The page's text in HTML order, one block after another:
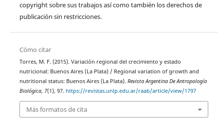
copyright sobre sus trabajos así como también los derechos de
publicación sin restricciones.
Cómo citar
Torres, M. F. (2015). Variación regional del crecimiento y estado
nutricional: Buenos Aires (La Plata) / Regional variation of growth and
nutritional status: Buenos Aires (La Plata). Revista Argentina De Antropología
Biológica, 7(1), 97. https://revistas.unlp.edu.ar/raab/article/view/1797
Más formatos de cita